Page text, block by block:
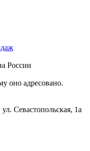
России
оно адресовано.
Севастопольская, 1а